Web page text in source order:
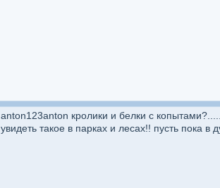
anton123anton кролики и белки с
увидеть такое в парках и лесах!! пусть пока в